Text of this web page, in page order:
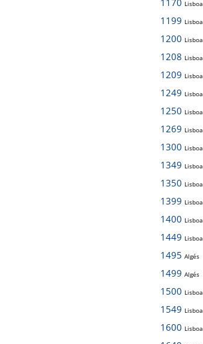
1170 Lisboa
1199 Lisboa
1200 Lisboa
1208 Lisboa
1209 Lisboa
1249 Lisboa
1250 Lisboa
1269 Lisboa
1300 Lisboa
1349 Lisboa
1350 Lisboa
1399 Lisboa
1400 Lisboa
1449 Lisboa
1495 Algés
1499 Algés
1500 Lisboa
1549 Lisboa
1600 Lisboa